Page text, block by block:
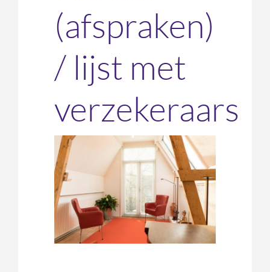
(afspraken)
/ lijst met
verzekeraars